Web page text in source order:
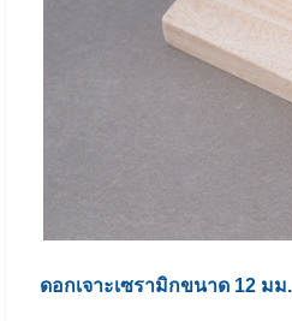
ดอกเจาะเซรามิกขนาด 12 ม